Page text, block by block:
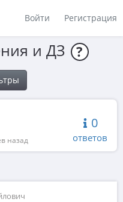
Войти Регистрация
и ДЗ ?
0
ответов
назад